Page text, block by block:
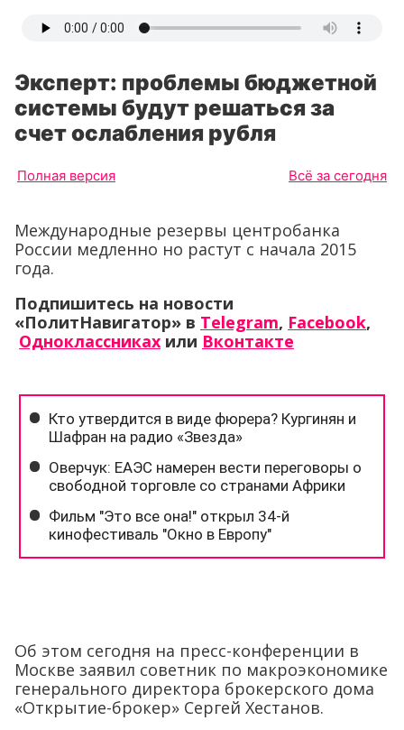
Эксперт: проблемы бюджетной
системы будут решаться за
счет ослабления рубля
Полная версия Всё за сегодня
Международные резервы центробанка
России медленно но растут с начала 2015
года.
Подпишитесь на новости
«ПолитНавигатор» в Telegram, Facebook,
Одноклассниках или Вконтакте
Об этом сегодня на пресс-конференции в
Москве заявил советник по макроэкономике
генерального директора брокерского дома
«Открытие-брокер» Сергей Хестанов.